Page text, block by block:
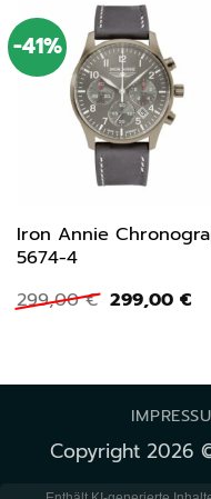
-41%
Iron Annie
5674-4
299,00€
Preis
299,00 €
Copyright 2026